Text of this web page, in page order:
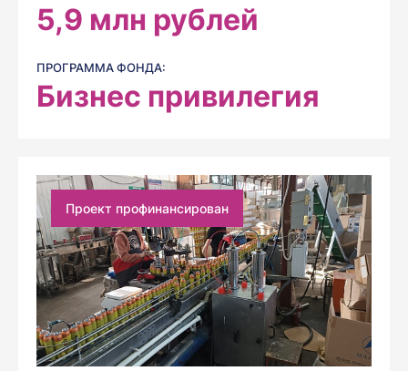
5,9 млн рублей
ПРОГРАММА ФОНДА:
Бизнес привилегия
Проект профинансирован